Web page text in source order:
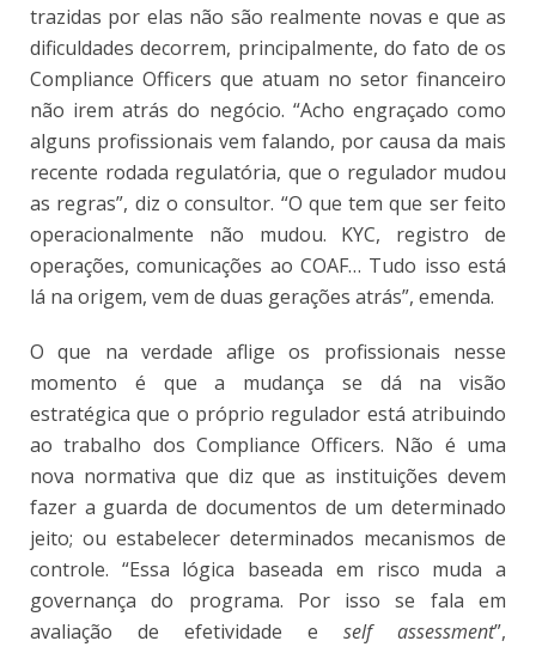
trazidas por elas não são realmente novas e que as
dificuldades decorrem, principalmente, do fato de os
Compliance Officers que atuam no setor financeiro
não irem atrás do negócio. “Acho engraçado como
alguns profissionais vem falando, por causa da mais
recente rodada regulatória, que o regulador mudou
as regras”, diz o consultor. “O que tem que ser feito
operacionalmente não mudou. KYC, registro de
operações, comunicações ao COAF… Tudo isso está
lá na origem, vem de duas gerações atrás”, emenda.
O que na verdade aflige os profissionais nesse
momento é que a mudança se dá na visão
estratégica que o próprio regulador está atribuindo
ao trabalho dos Compliance Officers. Não é uma
nova normativa que diz que as instituições devem
fazer a guarda de documentos de um determinado
jeito; ou estabelecer determinados mecanismos de
controle. “Essa lógica baseada em risco muda a
governança do programa. Por isso se fala em
avaliação de efetividade e self assessment”,